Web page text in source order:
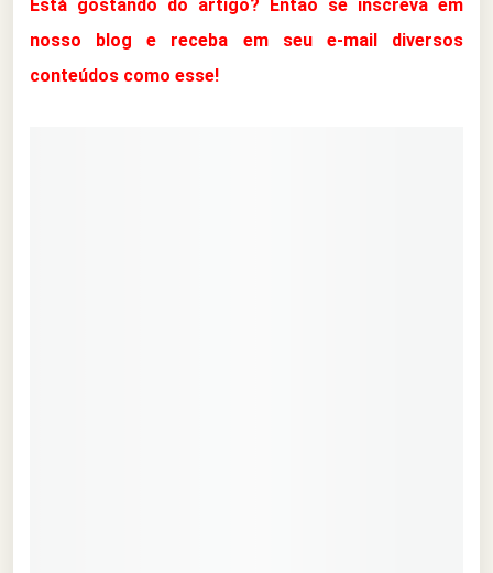
Está gostando do artigo? Então se inscreva em
nosso blog e receba em seu e-mail diversos
conteúdos como esse!